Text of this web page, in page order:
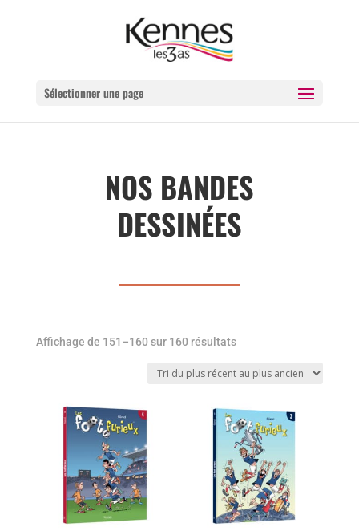
Sélectionner une page
NOS BANDES
DESSINÉES
Affichage de 151–160 sur 160 résultats